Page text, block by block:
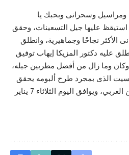
ومراسيل وسحرانى وبحبك يا
استيقظ عليها جيل التسعينات، وحقق
نجاحًا وجماهيرية، وانطلق
عليه دكتور المزيكا إيهاب توفيق
وما زال من أفضل مطربين جيله،
الذى بمجرد طرح ألبومه يحقق
انتشار واسع في مصر والوطن العربي، ويوافق اليوم الثلاثاء 7 يناير